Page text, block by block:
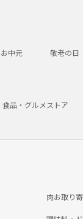
お中元 敬老の日
食品・グルメストア
肉お取り